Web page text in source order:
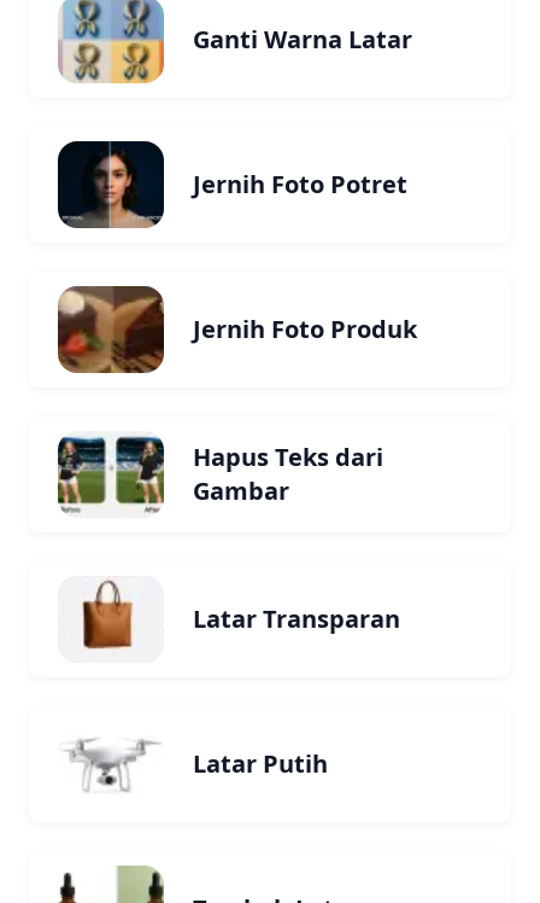
Ganti Warna Latar
Jernih Foto Potret
Jernih Foto Produk
Hapus Teks dari
Gambar
Latar Transparan
Latar Putih